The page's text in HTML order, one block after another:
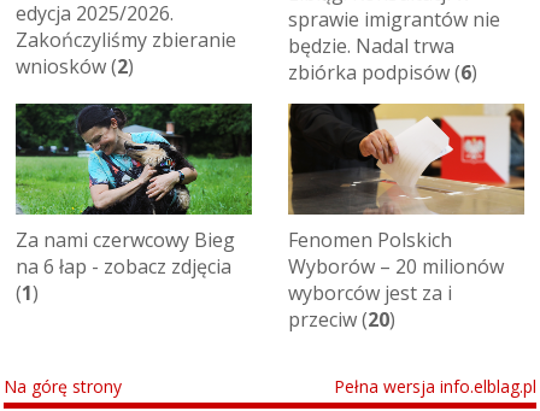
edycja 2025/2026.
Zakończyliśmy zbieranie
wniosków (2)
sprawie imigrantów nie
będzie. Nadal trwa
zbiórka podpisów (6)
Za nami czerwcowy Bieg
na 6 łap - zobacz zdjęcia
(1)
Fenomen Polskich
Wyborów – 20 milionów
wyborców jest za i
przeciw (20)
Na górę strony Pełna wersja info.elblag.pl